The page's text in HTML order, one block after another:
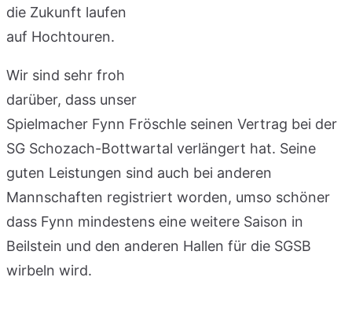
die Zukunft laufen
auf Hochtouren.
Wir sind sehr froh
darüber, dass unser
Spielmacher Fynn Fröschle seinen Vertrag bei der
SG Schozach-Bottwartal verlängert hat. Seine
guten Leistungen sind auch bei anderen
Mannschaften registriert worden, umso schöner
dass Fynn mindestens eine weitere Saison in
Beilstein und den anderen Hallen für die SGSB
wirbeln wird.